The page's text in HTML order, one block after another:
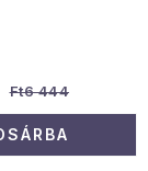
Ft6 444